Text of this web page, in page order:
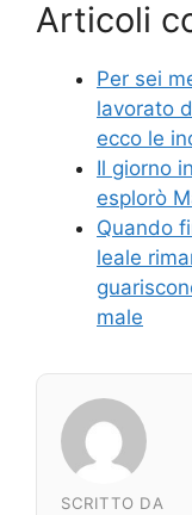
Articoli
Per sei
lavorato
ecco le
Il giorno
esplorò
Quando
leale
male
SCRITTO DA